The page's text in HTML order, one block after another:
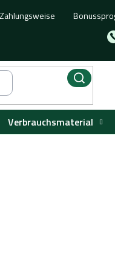
Verbrauchsmaterial